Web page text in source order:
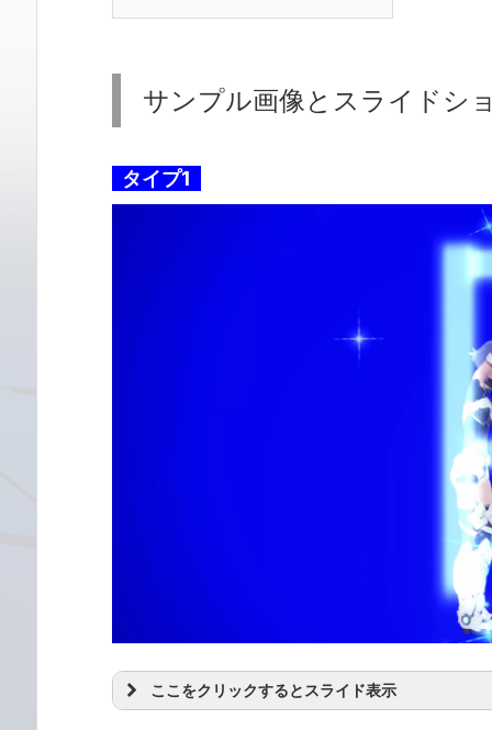
サンプル画像とスライドシ
タイプ1
ここをクリックするとスライド表示